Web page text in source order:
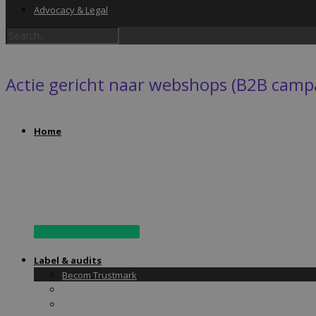
Home
Label & audits
Becom Trustmark
Advocacy & Legal
Actie gericht naar webshops (B2B